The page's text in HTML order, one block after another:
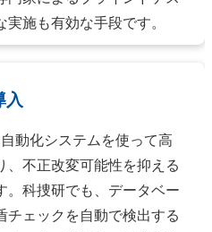
実施も有効な手段です。
入
動化システムを使って高
、不正改変可能性を抑える
。科捜研でも、データベー
チェックを自動で検出する